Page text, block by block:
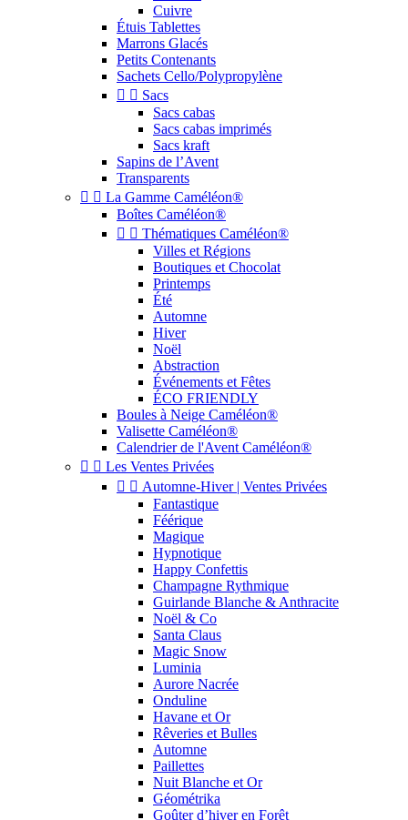
Cuivre
Étuis Tablettes
Marrons Glacés
Petits Contenants
Sachets Cello/Polypropylène
  Sacs
Sacs cabas
Sacs cabas imprimés
Sacs kraft
Sapins de l’Avent
Transparents
  La Gamme Caméléon®
Boîtes Caméléon®
  Thématiques Caméléon®
Villes et Régions
Boutiques et Chocolat
Printemps
Été
Automne
Hiver
Noël
Abstraction
Événements et Fêtes
ÉCO FRIENDLY
Boules à Neige Caméléon®
Valisette Caméléon®
Calendrier de l'Avent Caméléon®
  Les Ventes Privées
  Automne-Hiver | Ventes Privées
Fantastique
Féérique
Magique
Hypnotique
Happy Confettis
Champagne Rythmique
Guirlande Blanche & Anthracite
Noël & Co
Santa Claus
Magic Snow
Luminia
Aurore Nacrée
Onduline
Havane et Or
Rêveries et Bulles
Automne
Paillettes
Nuit Blanche et Or
Géométrika
Goûter d’hiver en Forêt